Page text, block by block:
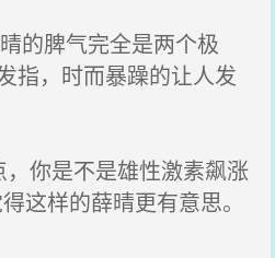
的脾气完全是两个极
指，时而暴躁的让人发
你是不是雄性激素飙涨
这样的薛晴更有意思。